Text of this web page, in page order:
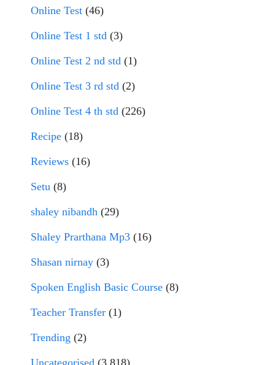
Online Test (46)
Online Test 1 std (3)
Online Test 2 nd std (1)
Online Test 3 rd std (2)
Online Test 4 th std (226)
Recipe (18)
Reviews (16)
Setu (8)
shaley nibandh (29)
Shaley Prarthana Mp3 (16)
Shasan nirnay (3)
Spoken English Basic Course (8)
Teacher Transfer (1)
Trending (2)